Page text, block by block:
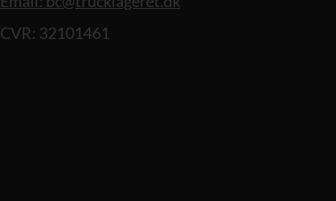
CVR: 32101461